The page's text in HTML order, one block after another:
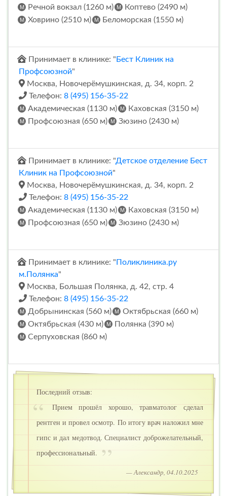
Речной вокзал (1260 м)
Коптево (2490 м)
Ховрино (2510 м)
Беломорская (1550 м)
Принимает в клинике: " Бест Клиник на
Профсоюзной"
Москва, Новочерёмушкинская, д. 34, корп. 2
Телефон: 8 (495) 156-35-22
Академическая (1130 м)
Каховская (3150 м)
Профсоюзная (650 м)
Зюзино (2430 м)
Принимает в клинике: "Детское отделение Бест
Клиник на Профсоюзной"
Москва, Новочерёмушкинская, д. 34, корп. 2
Телефон: 8 (495) 156-35-22
Академическая (1130 м)
Каховская (3150 м)
Профсоюзная (650 м)
Зюзино (2430 м)
Принимает в клинике: " Поликлиника.ру
м.Полянка"
Москва, Большая Полянка, д. 42, стр. 4
Телефон: 8 (495) 156-35-22
Добрынинская (560 м)
Октябрьская (660 м)
Октябрьская (430 м)
Полянка (390 м)
Серпуховская (860 м)
Последний отзыв:
Прием прошёл хорошо, травматолог сделал
рентген и провел осмотр. По итогу врач наложил мне
гипс и дал медотвод. Специалист доброжелательный,
профессиональный.
— Александр, 04.10.2025